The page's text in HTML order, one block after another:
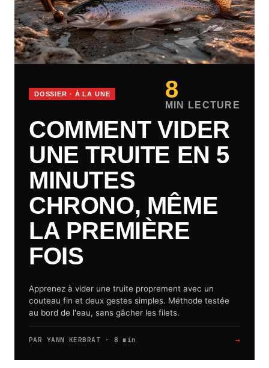
DOSSIER · À LA UNE 8
MIN LECTURE
COMMENT VIDER
UNE TRUITE EN 5
MINUTES
CHRONO, MÊME
LA PREMIÈRE
FOIS
Apprenez à vider une truite proprement avec un
couteau fin et deux gestes simples. Méthode testée
au bord de l'eau, sans gâcher les filets.
PAR YANN KERBRAT · 8 min →